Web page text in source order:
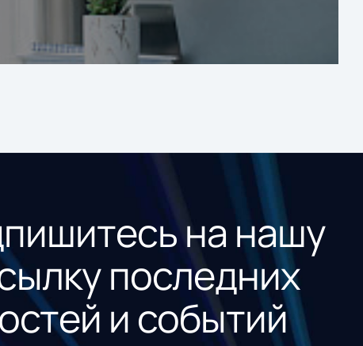
на нашу
последних
и событий